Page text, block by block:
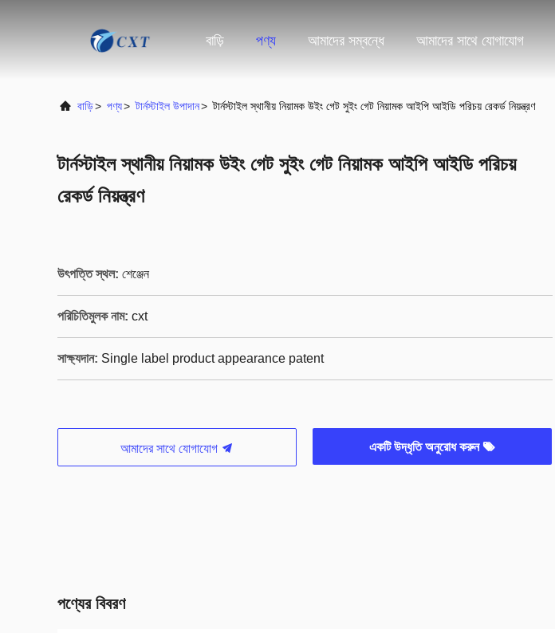
বাড়ি পণ্য আমাদের সম্বন্ধে আমাদের সাথে যোগাযোগ
বাড়ি> পণ্য> টার্নস্টাইল উপাদান> টার্নস্টাইল স্থানীয় নিয়ামক উইং গেট সুইং গেট নিয়ামক আইপি আইডি পরিচয় রেকর্ড নিয়ন্ত্রণ
টার্নস্টাইল স্থানীয় নিয়ামক উইং গেট সুইং গেট নিয়ামক আইপি আইডি পরিচয়
রেকর্ড নিয়ন্ত্রণ
উৎপত্তি স্থল: শেঞ্জেন
পরিচিতিমুলক নাম: cxt
সাক্ষ্যদান: Single label product appearance patent
আমাদের সাথে যোগাযোগ একটি উদ্ধৃতি অনুরোধ করুন
পণ্যের বিবরণ